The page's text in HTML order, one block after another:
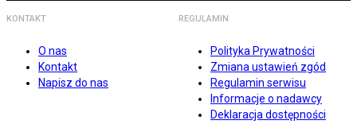
KONTAKT
O nas
Kontakt
Napisz do nas
REGULAMIN
Polityka Prywatności
Zmiana ustawień zgód
Regulamin serwisu
Informacje o nadawcy
Deklaracja dostępności